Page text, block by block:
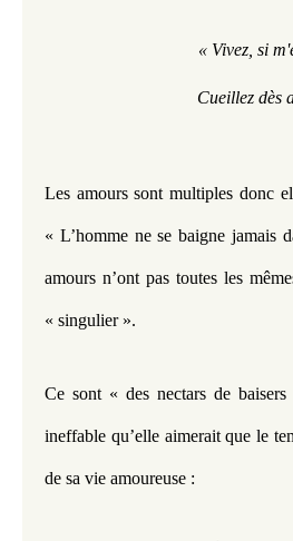
« Vivez, si
Cueillez dès
Les amours sont multiples donc
« L’homme ne se baigne jamais
amours n’ont pas toutes les
« singulier ».
Ce sont « des nectars de
ineffable qu’elle aimerait que le
de sa vie amoureuse :